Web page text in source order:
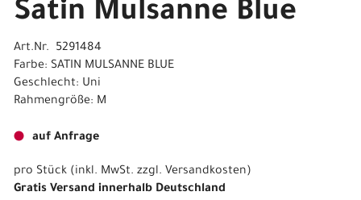
Satin Mulsanne Blue
Art.Nr. 5291484
Farbe: SATIN MULSANNE BLUE
Geschlecht: Uni
Rahmengröße: M
auf Anfrage
pro Stück (inkl. MwSt. zzgl. Versandkosten)
Gratis Versand innerhalb Deutschland